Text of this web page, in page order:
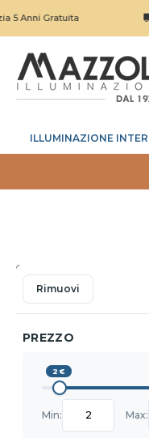
Anni Gratuita
ILLUMINAZIONE
Rimuovi
PREZZO
2
Min
Max
Min: Max: